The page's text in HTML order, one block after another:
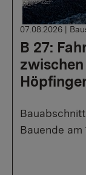
B 27:
07.08.2026 |
Bauende am